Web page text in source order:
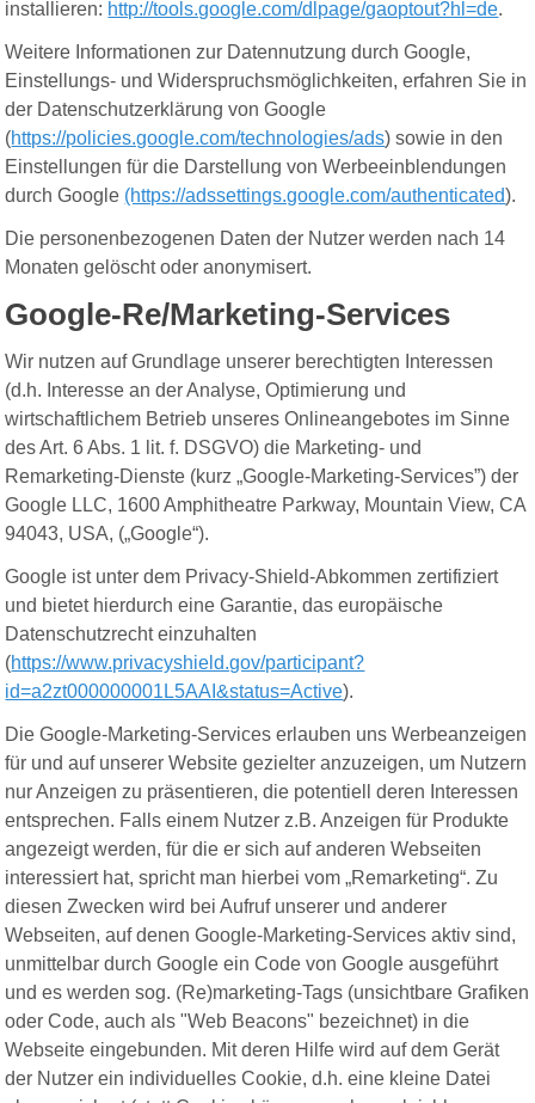
installieren: http://tools.google.com/dlpage/gaoptout?hl=de.
Weitere Informationen zur Datennutzung durch Google,
Einstellungs- und Widerspruchsmöglichkeiten, erfahren Sie in
der Datenschutzerklärung von Google
(https://policies.google.com/technologies/ads) sowie in den
Einstellungen für die Darstellung von Werbeeinblendungen
durch Google (https://adssettings.google.com/authenticated).
Die personenbezogenen Daten der Nutzer werden nach 14
Monaten gelöscht oder anonymisert.
Google-Re/Marketing-Services
Wir nutzen auf Grundlage unserer berechtigten Interessen
(d.h. Interesse an der Analyse, Optimierung und
wirtschaftlichem Betrieb unseres Onlineangebotes im Sinne
des Art. 6 Abs. 1 lit. f. DSGVO) die Marketing- und
Remarketing-Dienste (kurz „Google-Marketing-Services”) der
Google LLC, 1600 Amphitheatre Parkway, Mountain View, CA
94043, USA, („Google“).
Google ist unter dem Privacy-Shield-Abkommen zertifiziert
und bietet hierdurch eine Garantie, das europäische
Datenschutzrecht einzuhalten
(https://www.privacyshield.gov/participant?
id=a2zt000000001L5AAI&status=Active).
Die Google-Marketing-Services erlauben uns Werbeanzeigen
für und auf unserer Website gezielter anzuzeigen, um Nutzern
nur Anzeigen zu präsentieren, die potentiell deren Interessen
entsprechen. Falls einem Nutzer z.B. Anzeigen für Produkte
angezeigt werden, für die er sich auf anderen Webseiten
interessiert hat, spricht man hierbei vom „Remarketing“. Zu
diesen Zwecken wird bei Aufruf unserer und anderer
Webseiten, auf denen Google-Marketing-Services aktiv sind,
unmittelbar durch Google ein Code von Google ausgeführt
und es werden sog. (Re)marketing-Tags (unsichtbare Grafiken
oder Code, auch als "Web Beacons" bezeichnet) in die
Webseite eingebunden. Mit deren Hilfe wird auf dem Gerät
der Nutzer ein individuelles Cookie, d.h. eine kleine Datei